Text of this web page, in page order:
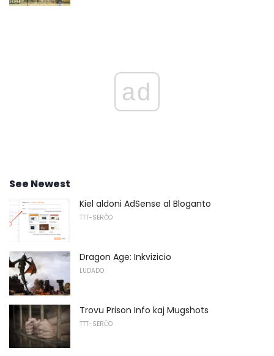
ad
See Newest
Kiel aldoni AdSense al Bloganto
TTT-SERĈO
Dragon Age: Inkvizicio
LUDADO
Trovu Prison Info kaj Mugshots
TTT-SERĈO